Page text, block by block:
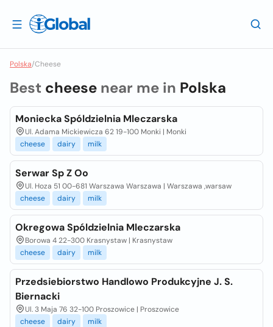
Polska/Cheese
Best cheese near me in Polska
Moniecka Spóldzielnia Mleczarska
Ul. Adama Mickiewicza 62 19-100 Monki | Monki
cheese
dairy milk
Serwar Sp Z Oo
Ul. Hoza 51 00-681 Warszawa Warszawa | Warszawa ,warsaw
cheese
dairy milk
Okregowa Spóldzielnia Mleczarska
Borowa 4 22-300 Krasnystaw | Krasnystaw
cheese
dairy milk
Przedsiebiorstwo Handlowo Produkcyjne J. S.
Biernacki
Ul. 3 Maja 76 32-100 Proszowice | Proszowice
cheese
dairy milk